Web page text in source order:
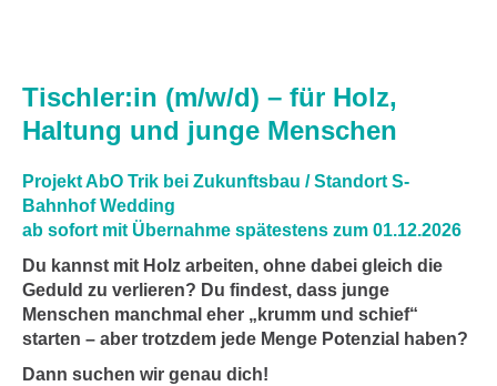
Tischler:in (m/w/d) – für Holz,
Haltung und junge Menschen
Projekt AbO Trik bei Zukunftsbau / Standort S-
Bahnhof Wedding
ab sofort mit Übernahme spätestens zum 01.12.2026
Du kannst mit Holz arbeiten, ohne dabei gleich die
Geduld zu verlieren? Du findest, dass junge
Menschen manchmal eher „krumm und schief“
starten – aber trotzdem jede Menge Potenzial haben?
Dann suchen wir genau dich!